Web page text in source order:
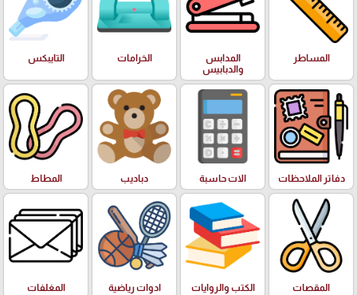
المساطر
المدابس
والدبابيس
الخرامات التايبكس
دفاتر الملاحظات الات حاسبة دباديب المطاط
المقصات الكتب والروايات ادوات رياضية المغلفات